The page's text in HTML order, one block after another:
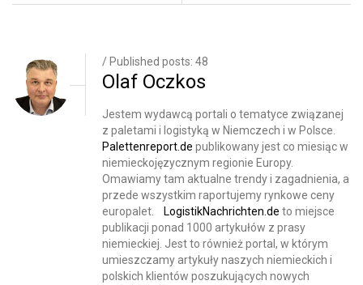
/ Published posts: 48
Olaf Oczkos
Jestem wydawcą portali o tematyce związanej
z paletami i logistyką w Niemczech i w Polsce.
Palettenreport.de publikowany jest co miesiąc w
niemieckojęzycznym regionie Europy.
Omawiamy tam aktualne trendy i zagadnienia, a
przede wszystkim raportujemy rynkowe ceny
europalet.
LogistikNachrichten.de to miejsce
publikacji ponad 1000 artykułów z prasy
niemieckiej. Jest to również portal, w którym
umieszczamy artykuły naszych niemieckich i
polskich klientów poszukujących nowych